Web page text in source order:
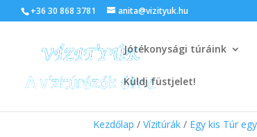
+36 30 868 3781 anita@vizityuk.hu
Jótékonysági túráink
Küldj füstjelet!
Kezdőlap /Vízitúrák / Egy kis Túr